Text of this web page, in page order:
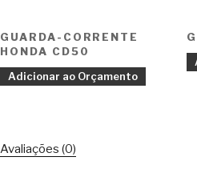
GUARDA-CORRENTE
HONDA CD50
Adicionar ao Orçamento
Avaliações (0)